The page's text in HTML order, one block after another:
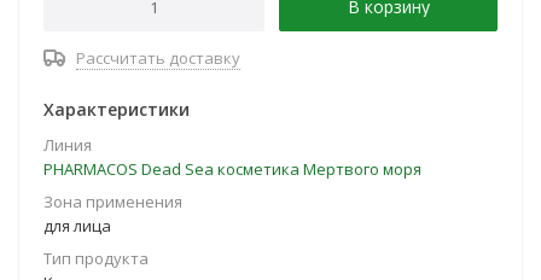
В корзину
Рассчитать доставку
Характеристики
Линия
PHARMACOS Dead Sea косметика Мертвого моря
Зона применения
для лица
Тип продукта